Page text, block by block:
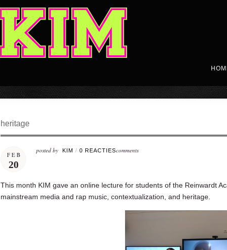
heritage
FEB
20
posted by KIM / 0 REACTIEScomments
This month KIM gave an online lecture for students of the Reinwardt
mainstream media and rap music, contextualization, and heritage.